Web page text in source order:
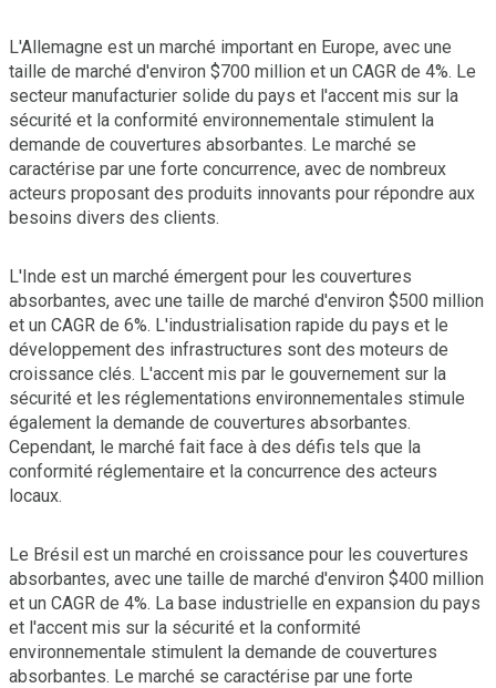
L'Allemagne est un marché important en Europe, avec une
taille de marché d'environ $700 million et un CAGR de 4%. Le
secteur manufacturier solide du pays et l'accent mis sur la
sécurité et la conformité environnementale stimulent la
demande de couvertures absorbantes. Le marché se
caractérise par une forte concurrence, avec de nombreux
acteurs proposant des produits innovants pour répondre aux
besoins divers des clients.
L'Inde est un marché émergent pour les couvertures
absorbantes, avec une taille de marché d'environ $500 million
et un CAGR de 6%. L'industrialisation rapide du pays et le
développement des infrastructures sont des moteurs de
croissance clés. L'accent mis par le gouvernement sur la
sécurité et les réglementations environnementales stimule
également la demande de couvertures absorbantes.
Cependant, le marché fait face à des défis tels que la
conformité réglementaire et la concurrence des acteurs
locaux.
Le Brésil est un marché en croissance pour les couvertures
absorbantes, avec une taille de marché d'environ $400 million
et un CAGR de 4%. La base industrielle en expansion du pays
et l'accent mis sur la sécurité et la conformité
environnementale stimulent la demande de couvertures
absorbantes. Le marché se caractérise par une forte